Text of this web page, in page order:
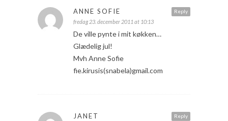
Reply
ANNE SOFIE
fredag 23. december 2011 at 10:13
De ville pynte i mit køkken…
Glædelig jul!
Mvh Anne Sofie
fie.kirusis(snabela)gmail.com
Reply
JANET